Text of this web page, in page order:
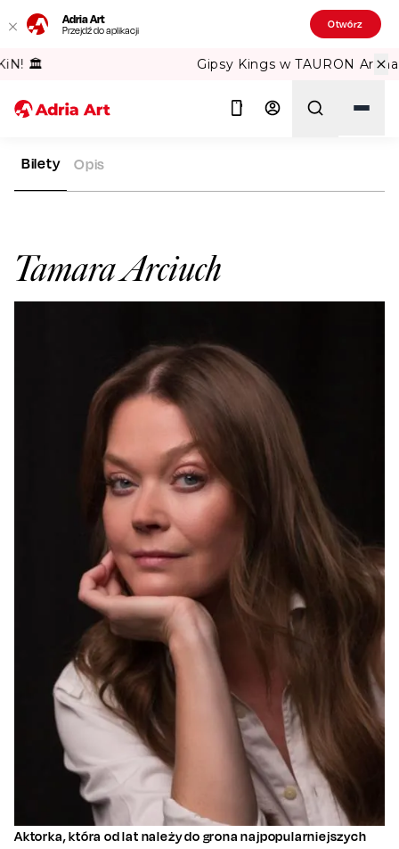
Adria Art
Przejdź do aplikacji Otwórz
Gipsy Kings w TAURON Arena Kraków!
ADRIA ART
Tamara Arciuch
Bilety Opis
Aktorka, która od lat należy do grona najpopularniejszych